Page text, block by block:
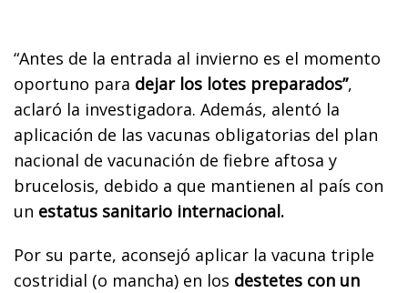
“Antes de la entrada al invierno es el momento
oportuno para dejar los lotes preparados”,
aclaró la investigadora. Además, alentó la
aplicación de las vacunas obligatorias del plan
nacional de vacunación de fiebre aftosa y
brucelosis, debido a que mantienen al país con
un estatus sanitario internacional.
Por su parte, aconsejó aplicar la vacuna triple
costridial (o mancha) en los destetes con un